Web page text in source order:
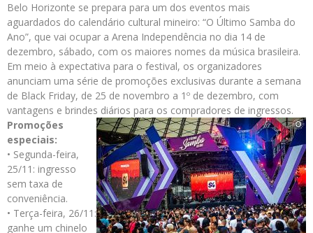
Belo Horizonte se prepara para um dos eventos mais
aguardados do calendário cultural mineiro: “O Último Samba do
Ano”, que vai ocupar a Arena Independência no dia 14 de
dezembro, sábado, com os maiores nomes da música brasileira.
Em meio à expectativa para o festival, os organizadores
anunciam uma série de promoções exclusivas durante a semana
de Black Friday, de 25 de novembro a 1º de dezembro, com
vantagens e brindes diários para os compradores de ingressos.
Promoções
especiais:
• Segunda-feira,
25/11: ingresso
sem taxa de
conveniência.
• Terça-feira, 26/11:
ganhe um chinelo